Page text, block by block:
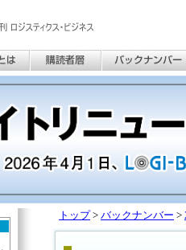
トップ > バックナンバー >